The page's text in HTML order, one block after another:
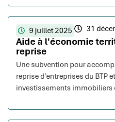
9 juillet 2025 31
Aide à l'économie
reprise
Une subvention pour
reprise d’entreprises du BTP
investissements immobiliers